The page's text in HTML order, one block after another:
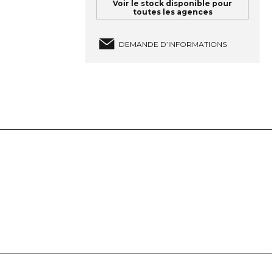
Voir le stock disponible pour
toutes les agences
DEMANDE D’INFORMATIONS